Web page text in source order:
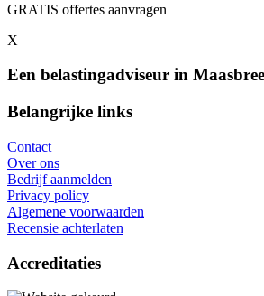
GRATIS offertes aanvragen
X
Een belastingadviseur in
Belangrijke links
Contact
Over ons
Bedrijf aanmelden
Privacy policy
Algemene voorwaarden
Recensie achterlaten
Accreditaties